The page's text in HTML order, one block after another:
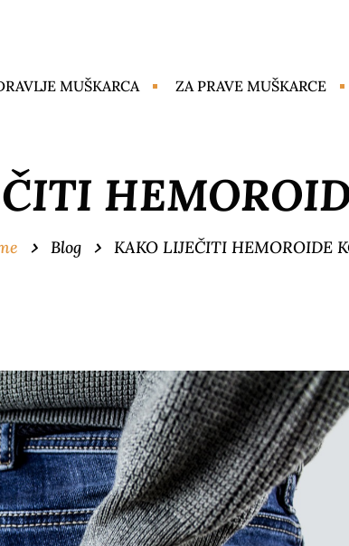
MUŠKARCA ZA PRAVE MUŠKARCE
Blog KAKO LIJEČITI HEMOROIDE